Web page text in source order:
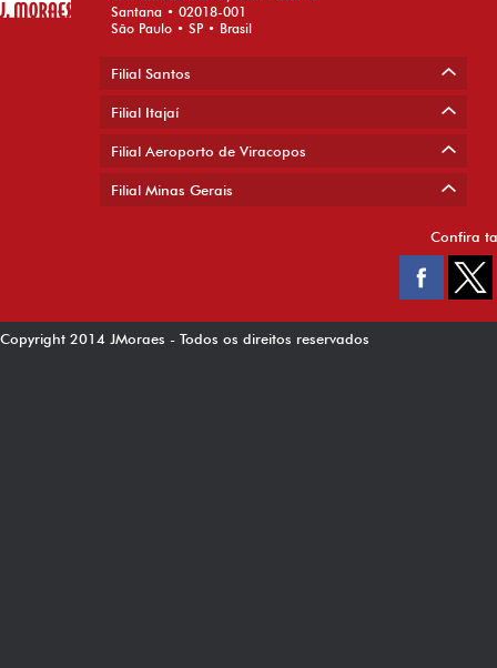
Santana • 02018-001
São Paulo • SP • Brasil
Filial Santos
Filial Itajaí
Filial Aeroporto de Viracopos
Filial Minas Gerais
Confira
Copyright 2014 JMoraes - Todos os direitos reservados